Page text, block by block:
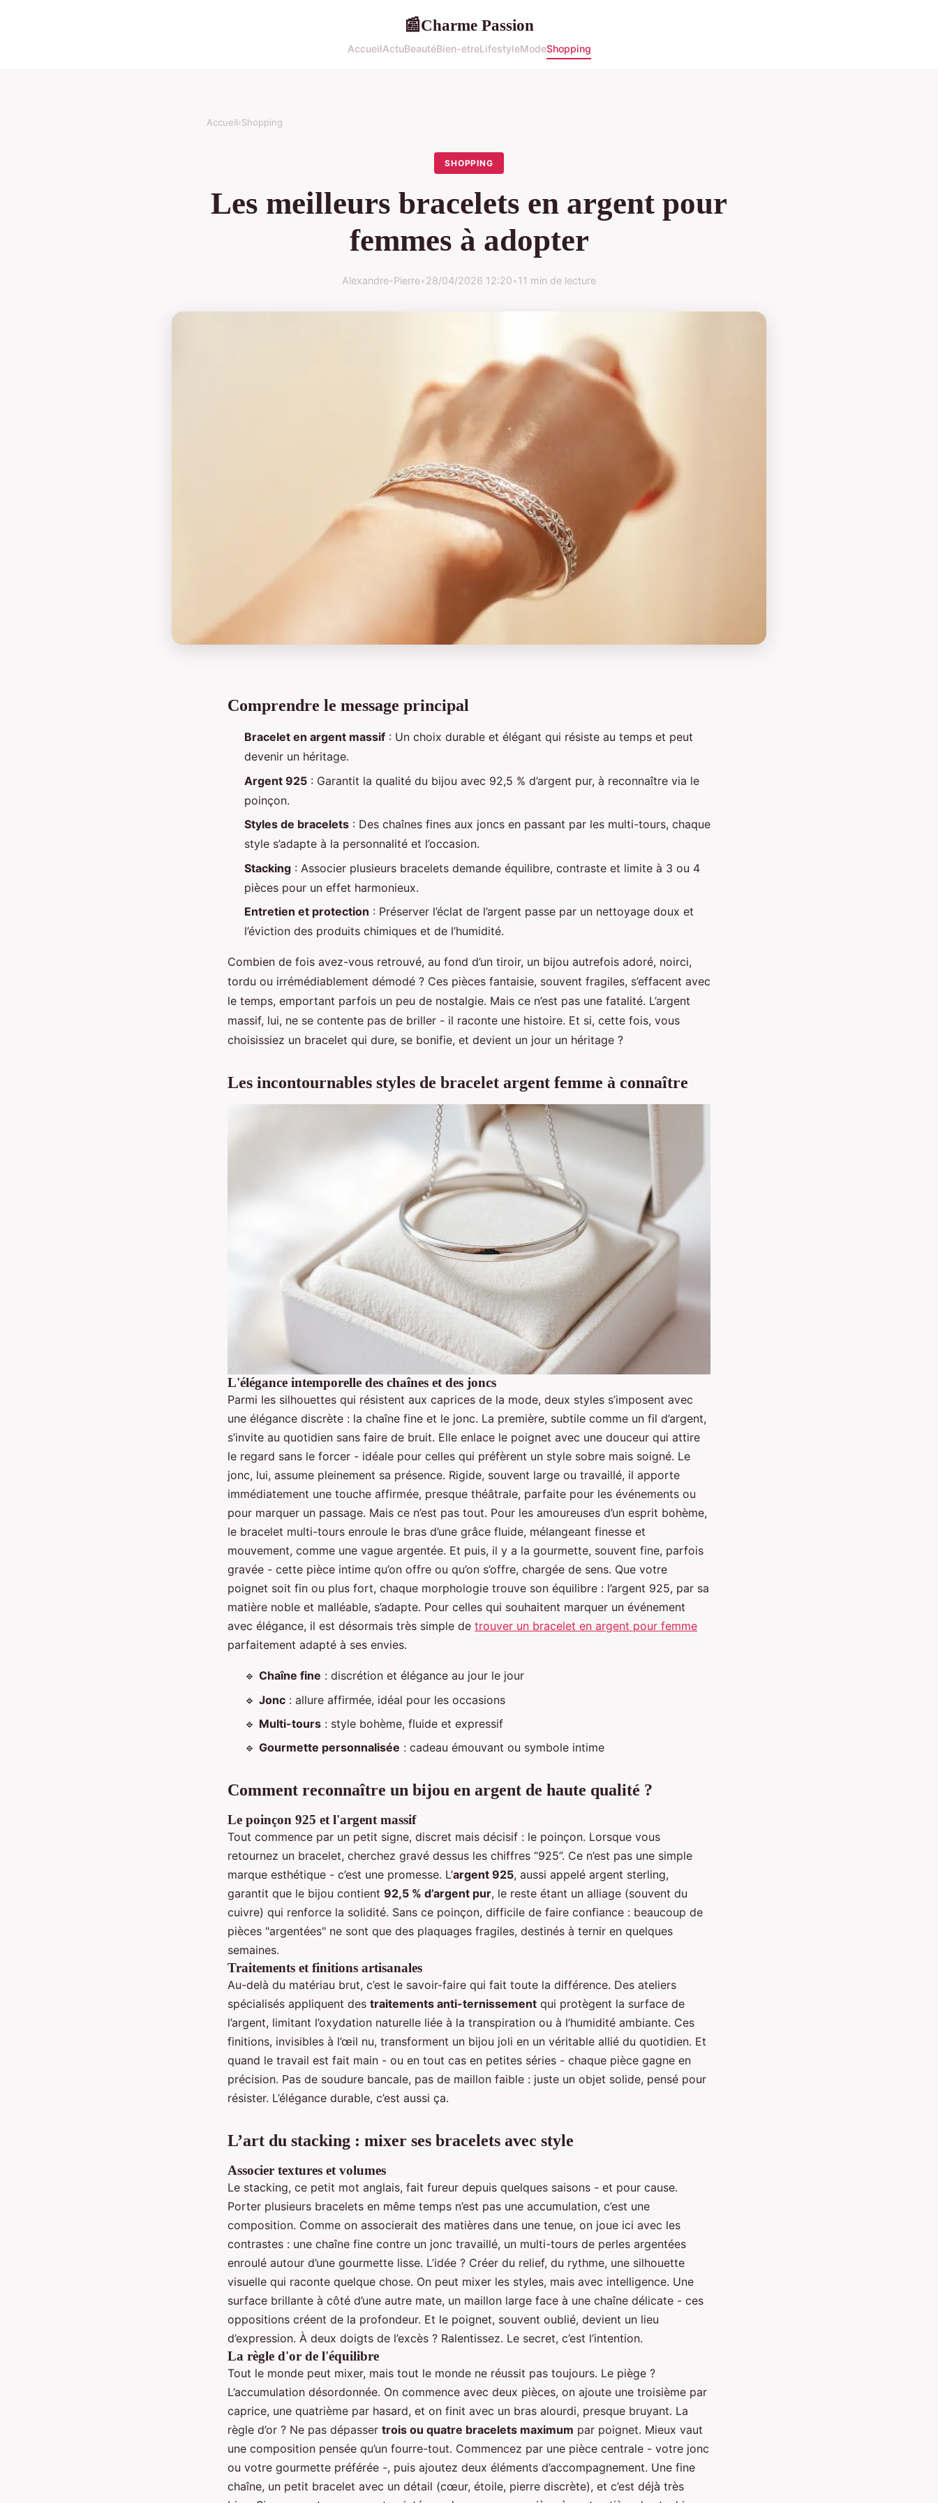
📰Charme Passion
AccueilActuBeautéBien-etreLifestyleModeShopping
Accueil›Shopping
SHOPPING
Les meilleurs bracelets en argent pour
femmes à adopter
Alexandre-Pierre•28/04/2026 12:20•11 min de lecture
Comprendre le message principal
Bracelet en argent massif : Un choix durable et élégant qui résiste au temps et peut
devenir un héritage.
Argent 925 : Garantit la qualité du bijou avec 92,5 % d’argent pur, à reconnaître via le
poinçon.
Styles de bracelets : Des chaînes fines aux joncs en passant par les multi-tours, chaque
style s’adapte à la personnalité et l’occasion.
Stacking : Associer plusieurs bracelets demande équilibre, contraste et limite à 3 ou 4
pièces pour un effet harmonieux.
Entretien et protection : Préserver l’éclat de l’argent passe par un nettoyage doux et
l’éviction des produits chimiques et de l’humidité.
Combien de fois avez-vous retrouvé, au fond d’un tiroir, un bijou autrefois adoré, noirci,
tordu ou irrémédiablement démodé ? Ces pièces fantaisie, souvent fragiles, s’effacent avec
le temps, emportant parfois un peu de nostalgie. Mais ce n’est pas une fatalité. L’argent
massif, lui, ne se contente pas de briller - il raconte une histoire. Et si, cette fois, vous
choisissiez un bracelet qui dure, se bonifie, et devient un jour un héritage ?
Les incontournables styles de bracelet argent femme à connaître
L'élégance intemporelle des chaînes et des joncs
Parmi les silhouettes qui résistent aux caprices de la mode, deux styles s’imposent avec
une élégance discrète : la chaîne fine et le jonc. La première, subtile comme un fil d’argent,
s’invite au quotidien sans faire de bruit. Elle enlace le poignet avec une douceur qui attire
le regard sans le forcer - idéale pour celles qui préfèrent un style sobre mais soigné. Le
jonc, lui, assume pleinement sa présence. Rigide, souvent large ou travaillé, il apporte
immédiatement une touche affirmée, presque théâtrale, parfaite pour les événements ou
pour marquer un passage. Mais ce n’est pas tout. Pour les amoureuses d’un esprit bohème,
le bracelet multi-tours enroule le bras d’une grâce fluide, mélangeant finesse et
mouvement, comme une vague argentée. Et puis, il y a la gourmette, souvent fine, parfois
gravée - cette pièce intime qu’on offre ou qu’on s’offre, chargée de sens. Que votre
poignet soit fin ou plus fort, chaque morphologie trouve son équilibre : l’argent 925, par sa
matière noble et malléable, s’adapte. Pour celles qui souhaitent marquer un événement
avec élégance, il est désormais très simple de trouver un bracelet en argent pour femme
parfaitement adapté à ses envies.
🔹 Chaîne fine : discrétion et élégance au jour le jour
🔹 Jonc : allure affirmée, idéal pour les occasions
🔹 Multi-tours : style bohème, fluide et expressif
🔹 Gourmette personnalisée : cadeau émouvant ou symbole intime
Comment reconnaître un bijou en argent de haute qualité ?
Le poinçon 925 et l'argent massif
Tout commence par un petit signe, discret mais décisif : le poinçon. Lorsque vous
retournez un bracelet, cherchez gravé dessus les chiffres “925”. Ce n’est pas une simple
marque esthétique - c’est une promesse. L’argent 925, aussi appelé argent sterling,
garantit que le bijou contient 92,5 % d’argent pur, le reste étant un alliage (souvent du
cuivre) qui renforce la solidité. Sans ce poinçon, difficile de faire confiance : beaucoup de
pièces "argentées" ne sont que des plaquages fragiles, destinés à ternir en quelques
semaines.
Traitements et finitions artisanales
Au-delà du matériau brut, c’est le savoir-faire qui fait toute la différence. Des ateliers
spécialisés appliquent des traitements anti-ternissement qui protègent la surface de
l’argent, limitant l’oxydation naturelle liée à la transpiration ou à l’humidité ambiante. Ces
finitions, invisibles à l’œil nu, transforment un bijou joli en un véritable allié du quotidien. Et
quand le travail est fait main - ou en tout cas en petites séries - chaque pièce gagne en
précision. Pas de soudure bancale, pas de maillon faible : juste un objet solide, pensé pour
résister. L’élégance durable, c’est aussi ça.
L’art du stacking : mixer ses bracelets avec style
Associer textures et volumes
Le stacking, ce petit mot anglais, fait fureur depuis quelques saisons - et pour cause.
Porter plusieurs bracelets en même temps n’est pas une accumulation, c’est une
composition. Comme on associerait des matières dans une tenue, on joue ici avec les
contrastes : une chaîne fine contre un jonc travaillé, un multi-tours de perles argentées
enroulé autour d’une gourmette lisse. L’idée ? Créer du relief, du rythme, une silhouette
visuelle qui raconte quelque chose. On peut mixer les styles, mais avec intelligence. Une
surface brillante à côté d’une autre mate, un maillon large face à une chaîne délicate - ces
oppositions créent de la profondeur. Et le poignet, souvent oublié, devient un lieu
d’expression. À deux doigts de l’excès ? Ralentissez. Le secret, c’est l’intention.
La règle d'or de l'équilibre
Tout le monde peut mixer, mais tout le monde ne réussit pas toujours. Le piège ?
L’accumulation désordonnée. On commence avec deux pièces, on ajoute une troisième par
caprice, une quatrième par hasard, et on finit avec un bras alourdi, presque bruyant. La
règle d’or ? Ne pas dépasser trois ou quatre bracelets maximum par poignet. Mieux vaut
une composition pensée qu’un fourre-tout. Commencez par une pièce centrale - votre jonc
ou votre gourmette préférée -, puis ajoutez deux éléments d’accompagnement. Une fine
chaîne, un petit bracelet avec un détail (cœur, étoile, pierre discrète), et c’est déjà très